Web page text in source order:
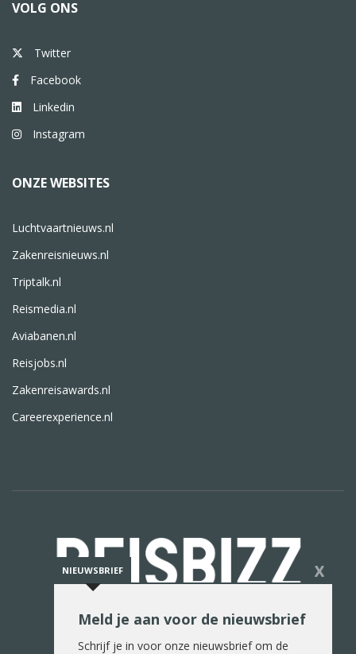
VOLG ONS
Twitter
Facebook
Linkedin
Instagram
ONZE WEBSITES
Luchtvaartnieuws.nl
Zakenreisnieuws.nl
Triptalk.nl
Reismedia.nl
Aviabanen.nl
Reisjobs.nl
Zakenreisawards.nl
Careerexperience.nl
De reiswereld in woord en beeld
NIEUWSBRIEF X
Meld je aan voor de nieuwsbrief
Schrijf je in voor onze nieuwsbrief om de